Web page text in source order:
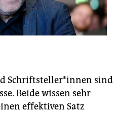
Schrift­stel­le­r*in­nen sind
Beide wissen sehr
effektiven Satz